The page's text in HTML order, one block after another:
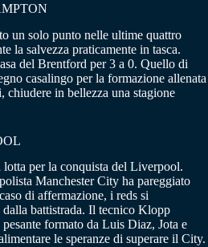
un solo punto nelle ultime quattro
la salvezza praticamente in tasca.
del Brentford per 3 a 0. Quello di
casalingo per la formazione allenata
chiudere in bellezza una stagione
lotta per la conquista del Liverpool.
Manchester City ha pareggiato
di affermazione, i reds si
battistrada. Il tecnico Klopp
formato da Luis Diaz, Jota e
le speranze di superare il City.